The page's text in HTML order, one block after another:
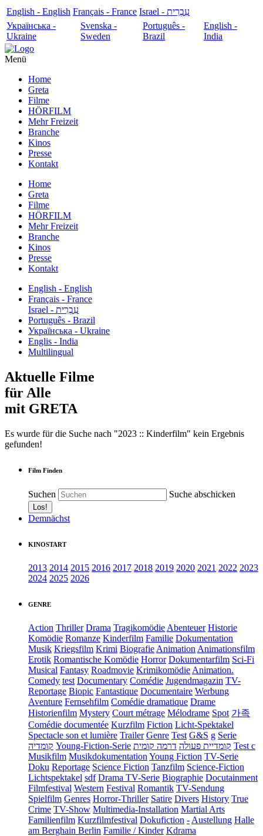
English - English Français - France
עִבְרִית - Israel
Українська -
Ukraine
Svenska -
Sweden
Português -
Brazil
English -
India
Menü
Home
Greta
Filme
HÖRFILM
Mehr Freizeit
Branche
Kinos
Presse
Kontakt
Home
Greta
Filme
HÖRFILM
Mehr Freizeit
Branche
Kinos
Presse
Kontakt
English - English
Français - France
עִבְרִית - Israel
Português - Brazil
Українська - Ukraine
Englis - India
Multilingual
Aktuelle Filme
für Alle
mit GRETA
Es wurde für die Suche nach "2023 :: Kinderfilm" kein Ergebnis
gefunden!
Film Finden
Suchen Suche abschicken
Demnächst
KINOSTART
2013 2014 2015 2016 2017 2018 2019 2020 2021 2022 2023
2024 2025 2026
GENRE
Action Thriller Drama Tragikomödie Abenteuer Historie
Komödie Romanze Kinderfilm Familie Dokumentation
Musik Kriegsfilm Krimi Biografie Animation Animationsfilm
Erotik Romantische Komödie Horror Dokumentarfilm Sci-Fi
Musical Fantasy Roadmovie Krimikomödie Animation.
Comedy test Documentary Comédie Jugendmagazin TV-
Reportage Biopic Fantastique Documentaire Werbung
Aventure Fernsehfilm Comédie dramatique Drame
Historienfilm Mystery Court métrage Mélodrame Spot 가족
Comédie documentée Kurzfilm Fiction Licht-Spektakel
Spectacle son et lumière Trailer Genre Test G&S g Serie
קומדיה Young-Fiction-Serie קומדיית פעולה דרמה קומית
Test c
Musikfilm Musikdokumentation Young Fiction TV-Serie
Doku Reportage Science Fiction Tanzfilm Science-Fiction
Lichtspektakel sdf Drama TV-Serie Biographie Docutainment
Filmfestival Western Festival Romantik TV-Sendung
Spielfilm Genres Horror-Thriller Satire Divers History True
Crime TV-Show Multimedia-Installation Martial Arts
Familienfilm Kurzfilmfestival Dokufiction - Austellung Halle
am Berghain Berlin Familie / Kinder Kdrama